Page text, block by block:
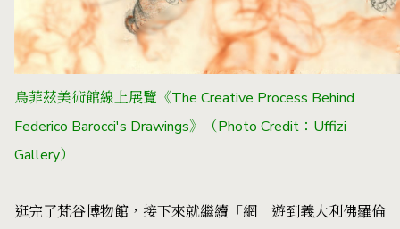
烏菲茲美術館線上展覽《The Creative Process Behind
Federico Barocci's Drawings》
（Photo Credit： Uffizi
Gallery）
逛完了梵谷博物館，接下來就繼續「網」遊到義大利佛羅倫